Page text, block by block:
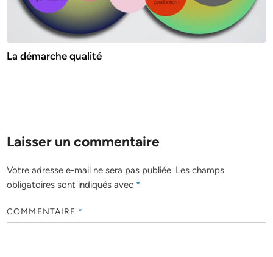
La démarche qualité
Laisser un commentaire
Votre adresse e-mail ne sera pas publiée. Les champs
obligatoires sont indiqués avec *
COMMENTAIRE *